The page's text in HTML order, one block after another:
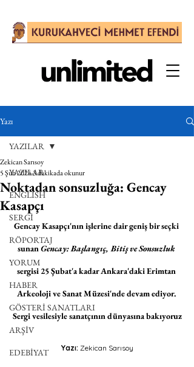
Yazı
YAZILAR
ENGLISH
SERGİ
RÖPORTAJ
YORUM
HABER
GÖSTERİ SANATLARI
ARŞİV
EDEBİYAT
YAZILAR
Noktadan sonsuzluğa: Gencay
Kasapçı
Zekican Sarısoy
5 Şub 20243 dakikada okunur
Gencay Kasapçı'nın işlerine dair geniş bir seçki
sunan Gencay: Başlangıç, Bitiş ve Sonsuzluk
sergisi 25 Şubat'a kadar Ankara'daki Erimtan
Arkeoloji ve Sanat Müzesi'nde devam ediyor.
Sergi vesilesiyle sanatçının dünyasına bakıyoruz
Yazı: Zekican Sarısoy